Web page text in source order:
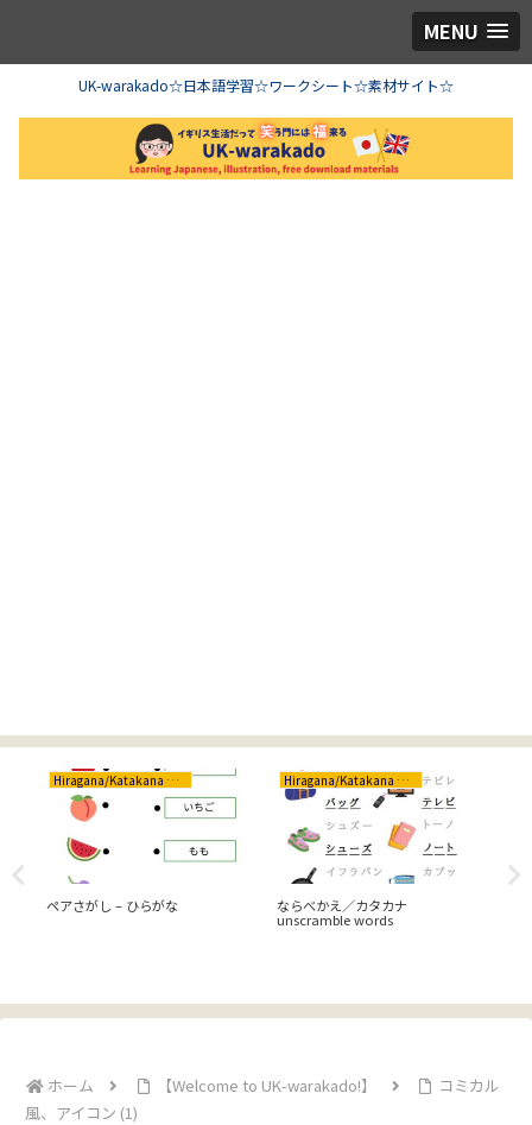
MENU
UK-warakado☆日本語学習☆ワークシート☆素材サイト☆
Hiragana/Katakana ひらがな/カタカナ
ペアさがし – ひらがな
Hiragana/Katakana ひらがな/カタカナ
ならべかえ／カタカナ
unscramble words
ホーム 【Welcome to UK-warakado!】
コミカル
風、アイコン (1)